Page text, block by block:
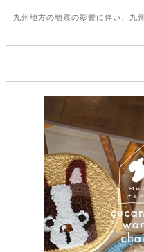
九州地方の地震の影響に伴い、九